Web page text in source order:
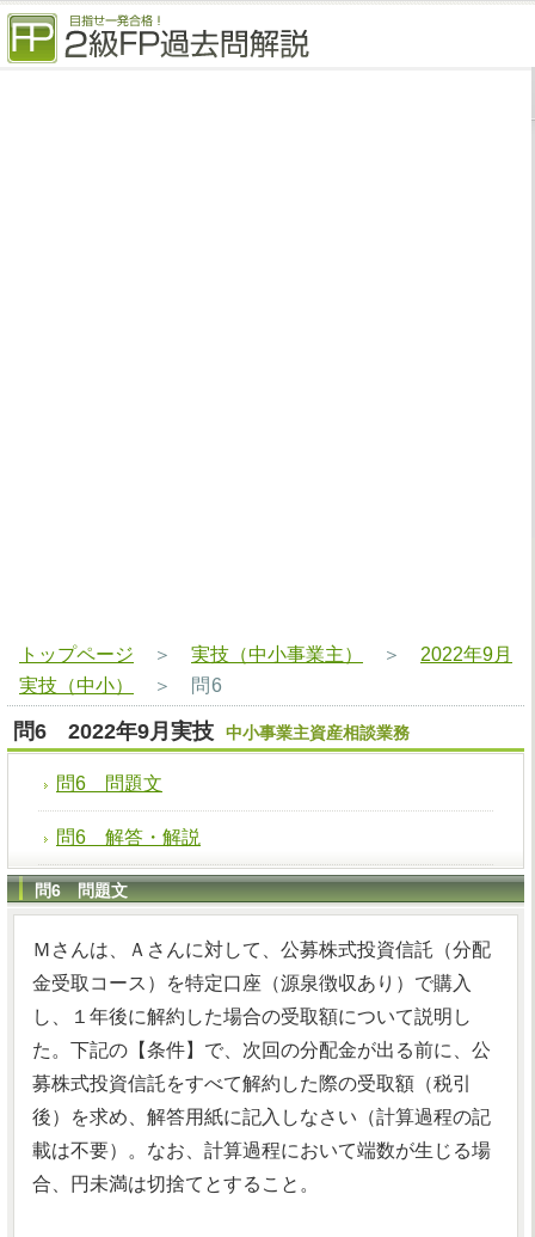
トップページ ＞ 実技（中小事業主） ＞ 2022年9月
実技（中小）
＞ 問6
問6 2022年9月実技 中小事業主資産相談業務
問6 問題文
問6 解答・解説
問6 問題文
Ｍさんは、Ａさんに対して、公募株式投資信託（分配
金受取コース）を特定口座（源泉徴収あり）で購入
し、１年後に解約した場合の受取額について説明し
た。下記の【条件】で、次回の分配金が出る前に、公
募株式投資信託をすべて解約した際の受取額（税引
後）を求め、解答用紙に記入しなさい（計算過程の記
載は不要）。なお、計算過程において端数が生じる場
合、円未満は切捨てとすること。